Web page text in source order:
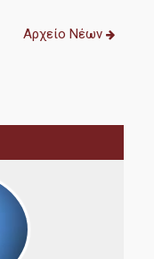
Αρχείο Νέων